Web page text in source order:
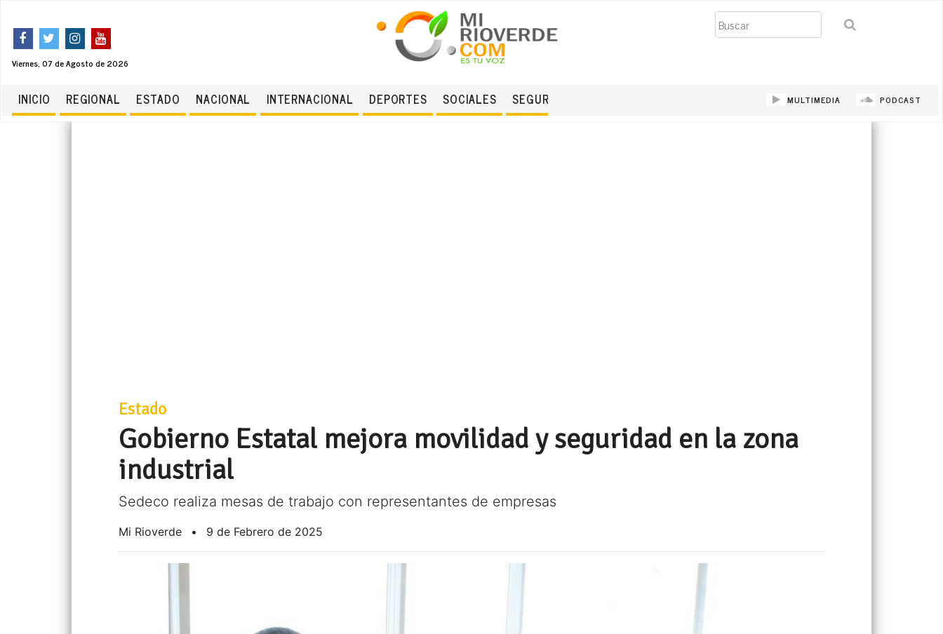
Viernes, 07 de Agosto de 2026
Buscar
INICIO REGIONAL ESTADO NACIONAL INTERNACIONAL DEPORTES SOCIALES SEGURIDAD MULTIMEDIA PODCAST
Estado
Gobierno Estatal mejora movilidad y seguridad en la zona
industrial
Sedeco realiza mesas de trabajo con representantes de empresas
Mi Rioverde • 9 de Febrero de 2025